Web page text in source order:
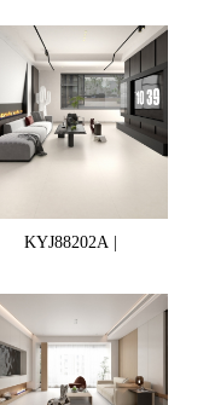
KYJ88202A |